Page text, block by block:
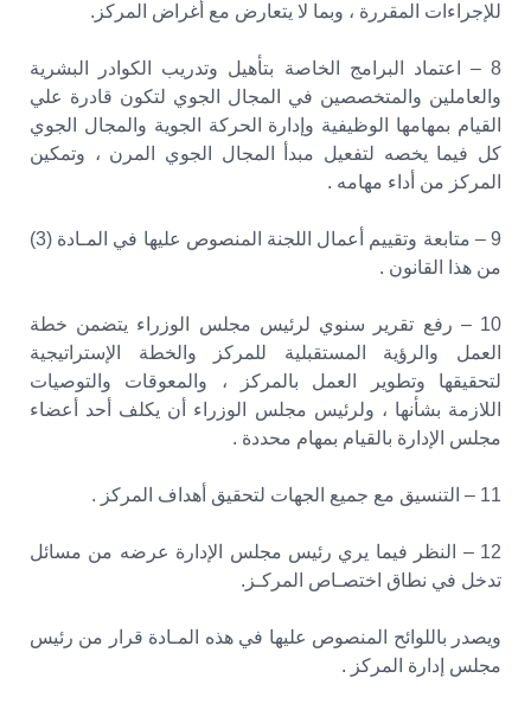
للإجراءات المقررة ، وبما لا يتعارض مع أغراض المركز.
8 – اعتماد البرامج الخاصة بتأهيل وتدريب الكوادر البشرية
والعاملين والمتخصصين في المجال الجوي لتكون قادرة علي
القيام بمهامها الوظيفية وإدارة الحركة الجوية والمجال الجوي
كل فيما يخصه لتفعيل مبدأ المجال الجوي المرن ، وتمكين
المركز من أداء مهامه .
9 – متابعة وتقييم أعمال اللجنة المنصوص عليها في المـادة (3)
من هذا القانون .
10 – رفع تقرير سنوي لرئيس مجلس الوزراء يتضمن خطة
العمل والرؤية المستقبلية للمركز والخطة الإستراتيجية
لتحقيقها وتطوير العمل بالمركز ، والمعوقات والتوصيات
اللازمة بشأنها ، ولرئيس مجلس الوزراء أن يكلف أحد أعضاء
مجلس الإدارة بالقيام بمهام محددة .
11 – التنسيق مع جميع الجهات لتحقيق أهداف المركز .
12 – النظر فيما يري رئيس مجلس الإدارة عرضه من مسائل
تدخل في نطاق اختصـاص المركـز.
ويصدر باللوائح المنصوص عليها في هذه المـادة قرار من رئيس
مجلس إدارة المركز .